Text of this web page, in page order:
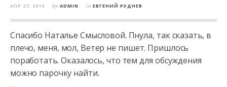
АПР 27, 2015 by ADMIN in ЕВГЕНИЙ РУДНЕВ
Спасибо Наталье Смысловой. Пнула, так сказать, в
плечо, меня, мол, Ветер не пишет. Пришлось
поработать. Оказалось, что тем для обсуждения
можно парочку найти.